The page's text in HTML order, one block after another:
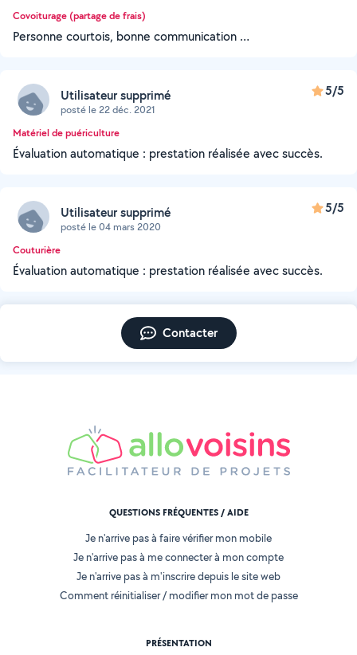
Covoiturage (partage de frais)
Personne courtois, bonne communication …
Utilisateur supprimé
posté le 22 déc. 2021
5/5
Matériel de puériculture
Évaluation automatique : prestation réalisée avec succès.
Utilisateur supprimé
posté le 04 mars 2020
5/5
Couturière
Évaluation automatique : prestation réalisée avec succès.
Contacter
QUESTIONS FRÉQUENTES / AIDE
Je n'arrive pas à faire vérifier mon mobile
Je n'arrive pas à me connecter à mon compte
Je n'arrive pas à m'inscrire depuis le site web
Comment réinitialiser / modifier mon mot de passe
PRÉSENTATION